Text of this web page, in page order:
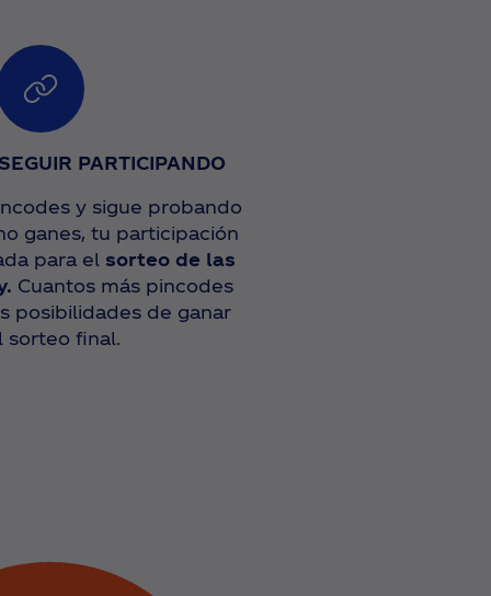
PARTICIPANDO
y sigue probando
ganes, tu participación
para el sorteo de las
Cuantos más pincodes
posibilidades de ganar
sorteo final.